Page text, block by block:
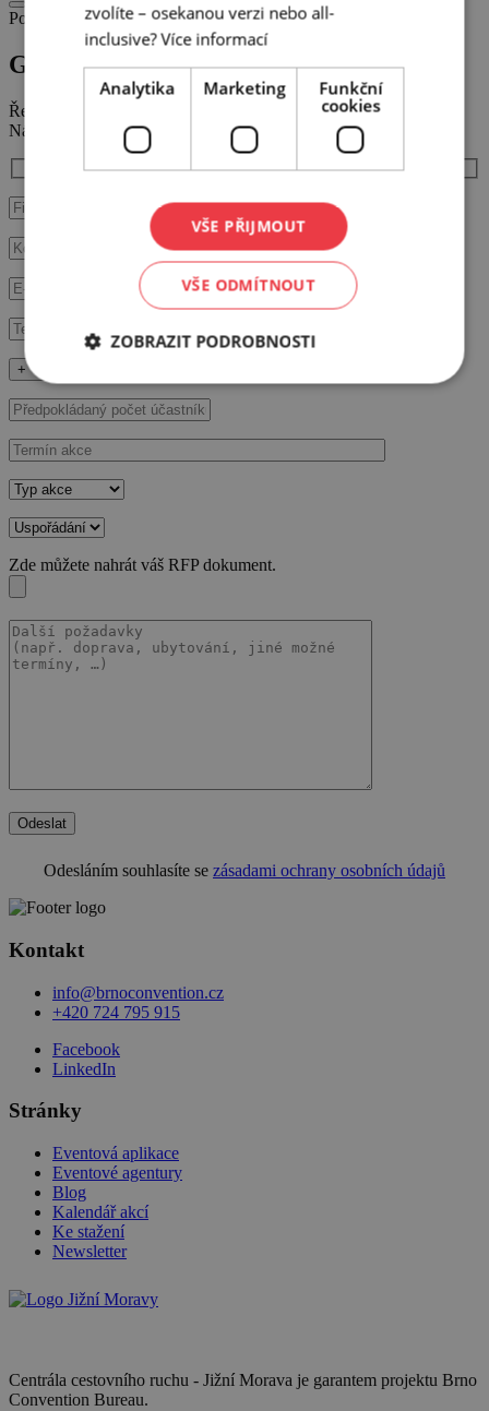
Poptat prostor
Galerie Mlýn Žeraviny
Řekněte nám víc o vaší plánované akci.
Náš tým vás bude co nejdříve kontaktovat.
+ Vyplňte další údaje
Zde můžete nahrát váš RFP dokument.
Odeslat
Odesláním souhlasíte se zásadami ochrany osobních údajů
Kontakt
info@brnoconvention.cz
+420 724 795 915
Facebook
LinkedIn
Stránky
Eventová aplikace
Eventové agentury
Blog
Kalendář akcí
Ke stažení
Newsletter
Centrála cestovního ruchu - Jižní Morava je garantem projektu Brno
Convention Bureau.
zvolíte – osekanou verzi nebo all-
inclusive? Více informací
Analytika Marketing
Funkční
cookies
VŠE PŘIJMOUT
VŠE ODMÍTNOUT
ZOBRAZIT PODROBNOSTI